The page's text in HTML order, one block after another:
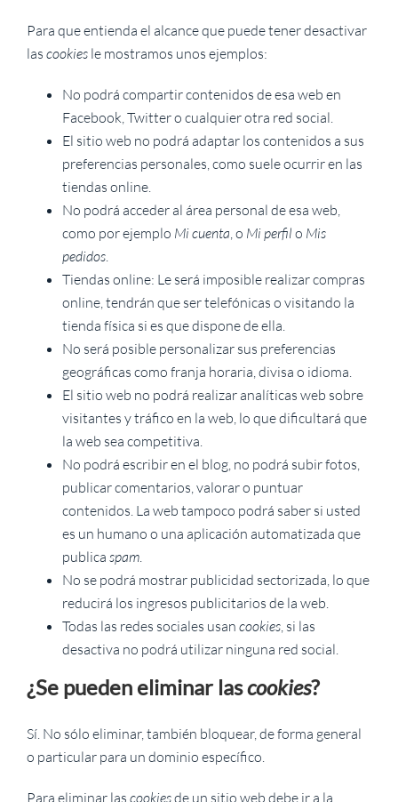
Para que entienda el alcance que puede tener desactivar
las cookies le mostramos unos ejemplos:
No podrá compartir contenidos de esa web en
Facebook, Twitter o cualquier otra red social.
El sitio web no podrá adaptar los contenidos a sus
preferencias personales, como suele ocurrir en las
tiendas online.
No podrá acceder al área personal de esa web,
como por ejemplo Mi cuenta , o Mi perfil o Mis
pedidos
Tiendas online: Le será imposible realizar compras
online, tendrán que ser telefónicas o visitando la
tienda física si es que dispone de ella.
No será posible personalizar sus preferencias
geográficas como franja horaria, divisa o idioma.
El sitio web no podrá realizar analíticas web sobre
visitantes y tráfico en la web, lo que dificultará que
la web sea competitiva.
No podrá escribir en el blog, no podrá subir fotos,
publicar comentarios, valorar o puntuar
contenidos. La web tampoco podrá saber si usted
es un humano o una aplicación automatizada que
publica spam
No se podrá mostrar publicidad sectorizada, lo que
reducirá los ingresos publicitarios de la web.
Todas las redes sociales usan cookies , si las
desactiva no podrá utilizar ninguna red social.
¿Se pueden eliminar lascookies?
Sí. No sólo eliminar, también bloquear, de forma general
o particular para un dominio específico.
Para eliminar las cookiesde un sitio web debe ir a la